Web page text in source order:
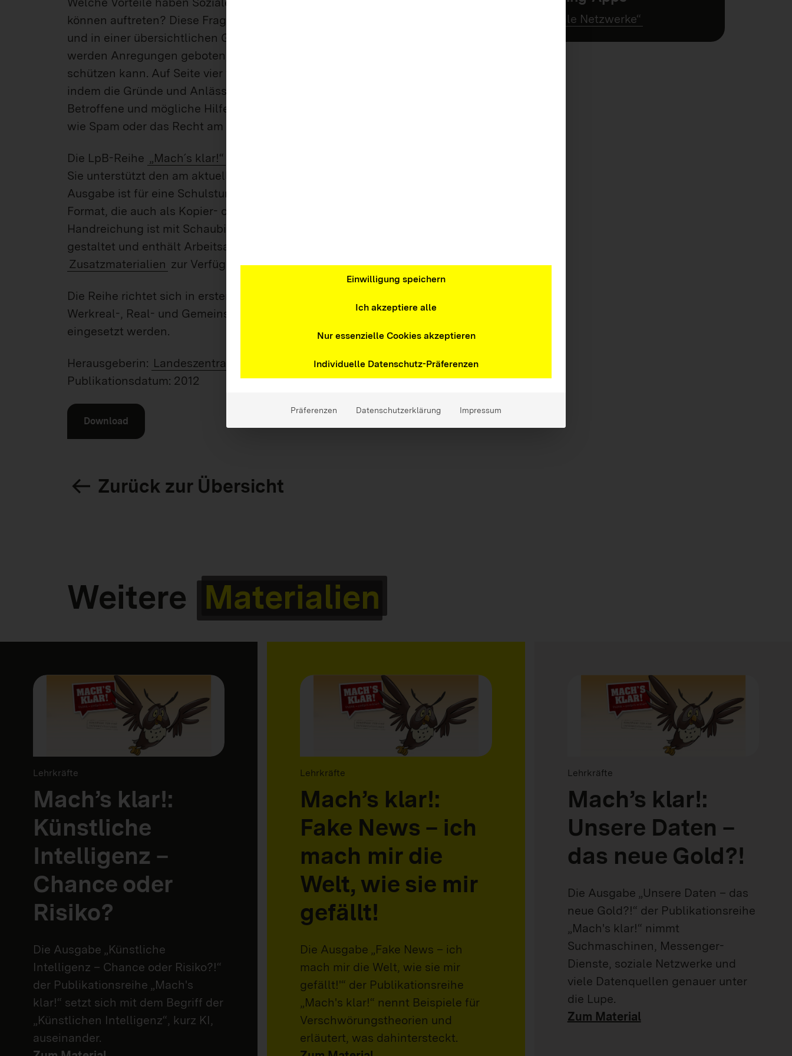
können auftreten? Diese Fragen werden durch Aufgabenstellungen erarbeitet
und in einer übersichtlichen Grafik auf der dritten Seite zusammengefasst. Es
werden Anregungen geboten, wie sich der Einzelne in Sozialen Netzwerken
schützen kann. Auf Seite vier wird das Problem Cybermobbing aufgegriffen,
indem die Gründe und Anlässe dafür vorgestellt werden, und die Folgen für
Betroffene und mögliche Hilfen aufgezeigt werden. Das Glossar erklärt Begriffe
wie Spam oder das Recht am eigenen Bild.
Die LpB-Reihe „Mach´s klar!“
Sie unterstützt den am aktuellen Geschehen orientierten Politikunterricht. Jede
Ausgabe ist für eine Schulstunde konzipiert und umfasst vier Seiten im DIN A 4-
Format, die auch als Kopier- oder Folienvorlagen verwendbar sind. Die
Handreichung ist mit Schaubildern, Tabellen und Lückentexten ansprechend
gestaltet und enthält Arbeitsaufgaben. Es stehen zu jedem Heft online
Zusatzmaterialien zur Verfügung.
Die Reihe richtet sich in erster Linie an Schülerinnen und Schüler an Haupt-,
Werkreal-, Real- und Gemeinschaftsschulen, kann aber auch an Gymnasien gut
eingesetzt werden.
Herausgeberin: Landeszentrale für politische Bildung Baden-Württemberg (lpb)
Publikationsdatum: 2012
Download
„Soziale Netzwerke“
Zurück zur Übersicht
Weitere Materialien
Lehrkräfte
Mach’s klar!:
Künstliche
Intelligenz –
Chance oder
Risiko?
Die Ausgabe „Künstliche
Intelligenz – Chance oder Risiko?!“
der Publikationsreihe „Mach's
klar!“ setzt sich mit dem Begriff der
„Künstlichen Intelligenz“, kurz KI,
auseinander.
Lehrkräfte
Mach’s klar!:
Fake News – ich
mach mir die
Welt, wie sie mir
gefällt!
Die Ausgabe „Fake News – ich
mach mir die Welt, wie sie mir
gefällt!'“ der Publikationsreihe
„Mach's klar!“ nennt Beispiele für
Verschwörungstheorien und
erläutert, was dahintersteckt.
Lehrkräfte
Mach’s klar!:
Unsere Daten –
das neue Gold?!
Die Ausgabe „Unsere Daten – das
neue Gold?!“ der Publikationsreihe
„Mach's klar!“ nimmt
Suchmaschinen, Messenger-
Dienste, soziale Netzwerke und
viele Datenquellen genauer unter
die Lupe.
Zum Material
Einwilligung speichern
Ich akzeptiere alle
Nur essenzielle Cookies akzeptieren
Individuelle Datenschutz-Präferenzen
Präferenzen Datenschutzerklärung Impressum